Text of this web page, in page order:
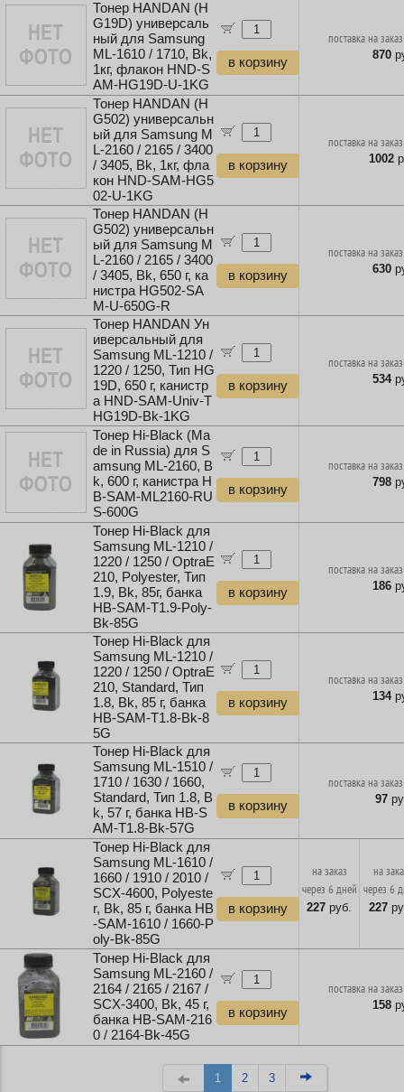
Тонер HANDAN (H
G19D) универсаль
ный для Samsung
ML-1610 / 1710, Bk,
1кг, флакон HND-S
AM-HG19D-U-1KG
в корзину
поставка на
870
Тонер HANDAN (H
G502) универсальн
ый для Samsung M
L-2160 / 2165 / 3400
/ 3405, Bk, 1кг, фла
кон HND-SAM-HG5
02-U-1KG
в корзину
поставка на
1002
Тонер HANDAN (H
G502) универсальн
ый для Samsung M
L-2160 / 2165 / 3400
/ 3405, Bk, 650 г, ка
нистра HG502-SA
M-U-650G-R
в корзину
поставка на
630
Тонер HANDAN Ун
иверсальный для
Samsung ML-1210 /
1220 / 1250, Тип HG
19D, 650 г, канистр
а HND-SAM-Univ-T
HG19D-Bk-1KG
в корзину
поставка на
534
Тонер Hi-Black (Ma
de in Russia) для S
amsung ML-2160, B
k, 600 г, канистра H
B-SAM-ML2160-RU
S-600G
в корзину
поставка на
798
Тонер Hi-Black для
Samsung ML-1210 /
1220 / 1250 / OptraE
210, Polyester, Тип
1.9, Bk, 85г, банка
HB-SAM-T1.9-Poly-
Bk-85G
в корзину
поставка на
186
Тонер Hi-Black для
Samsung ML-1210 /
1220 / 1250 / OptraE
210, Standard, Тип
1.8, Bk, 85 г, банка
HB-SAM-T1.8-Bk-8
5G
в корзину
поставка на
134
Тонер Hi-Black для
Samsung ML-1510 /
1710 / 1630 / 1660,
Standard, Тип 1.8, B
k, 57 г, банка HB-S
AM-T1.8-Bk-57G
в корзину
поставка на
97
Тонер Hi-Black для
Samsung ML-1610 /
1660 / 1910 / 2010 /
SCX-4600, Polyeste
r, Bk, 85 г, банка HB
-SAM-1610 / 1660-P
oly-Bk-85G
в корзину
на заказ
через 6 дней
227 руб.
на
через 6
227
Тонер Hi-Black для
Samsung ML-2160 /
2164 / 2165 / 2167 /
SCX-3400, Bk, 45 г,
банка HB-SAM-216
0 / 2164-Bk-45G
в корзину
поставка на
158
1 2 3